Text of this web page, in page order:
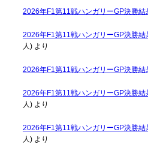
2026年F1第11戦ハンガリーGP決勝結
2026年F1第11戦ハンガリーGP決勝結
人)より
2026年F1第11戦ハンガリーGP決勝結
2026年F1第11戦ハンガリーGP決勝結
人)より
2026年F1第11戦ハンガリーGP決勝結
人)より